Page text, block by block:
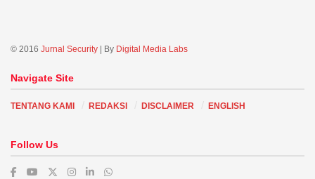
© 2016 Jurnal Security | By Digital Media Labs
Navigate Site
TENTANG KAMI REDAKSI DISCLAIMER ENGLISH
Follow Us